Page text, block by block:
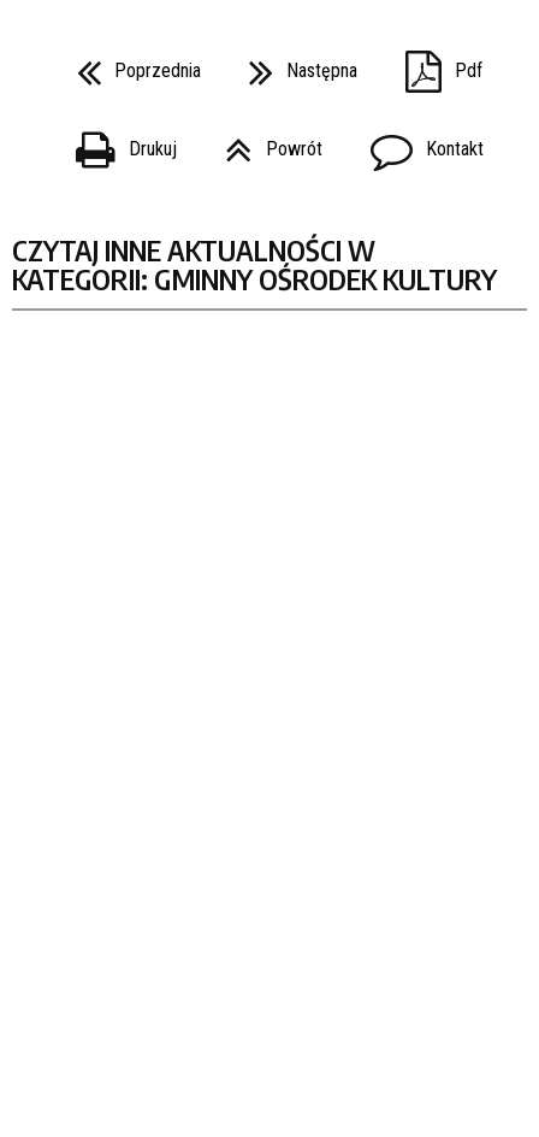
Poprzednia Następna Pdf
Drukuj Powrót Kontakt
CZYTAJ INNE AKTUALNOŚCI W
KATEGORII: GMINNY OŚRODEK KULTURY